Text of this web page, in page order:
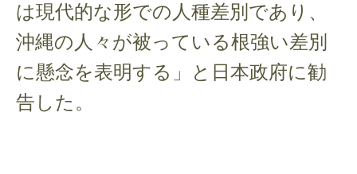
は現代的な形での人種差別であり、
沖縄の人々が被っている根強い差別
に懸念を表明する」と日本政府に勧
告した。